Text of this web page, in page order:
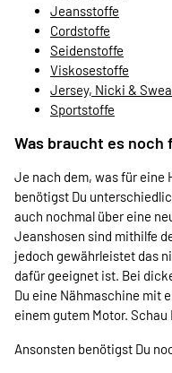
Jeansstoffe
Cordstoffe
Seidenstoffe
Viskosestoffe
Jersey, Nicki &
Sportstoffe
Was braucht es noch
Je nach dem, was für eine
benötigst Du
auch nochmal über eine
Jeanshosen sind mithilfe
jedoch gewährleistet das
dafür geeignet ist. Bei
Du eine Nähmaschine mit
einem gutem Motor. Schau
Ansonsten benötigst Du